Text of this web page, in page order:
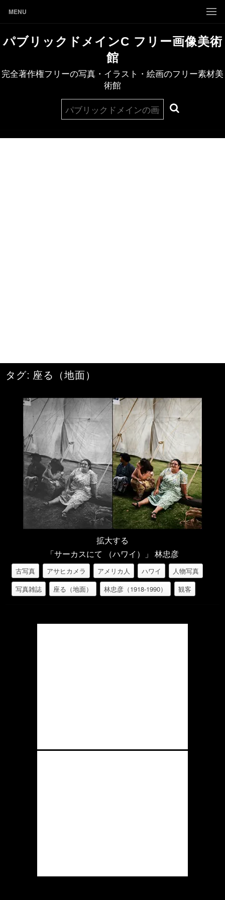
MENU
パブリックドメインC フリー画像美術
館
完全著作権フリーの写真・イラスト・絵画のフリー素材美
術館
タグ: 座る（地面）
拡大する
「サーカスにて （ハワイ）」 林忠彦
古写真 アサヒカメラ アメリカ人 ハワイ
人物写真
写真雑誌
座る（地面） 林忠彦（1918-1990） 観客